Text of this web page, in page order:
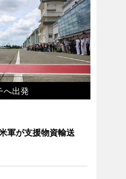
へ出発
軍が支援物資輸送